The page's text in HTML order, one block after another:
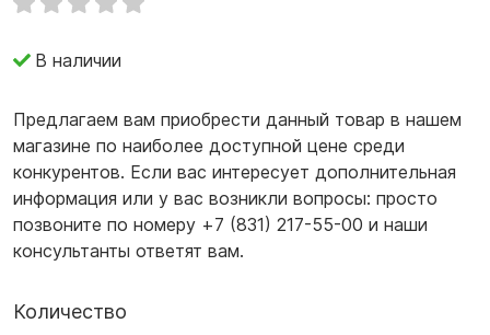
В наличии
Предлагаем вам приобрести данный товар в нашем
магазине по наиболее доступной цене среди
конкурентов. Если вас интересует дополнительная
информация или у вас возникли вопросы: просто
позвоните по номеру +7 (831) 217-55-00 и наши
консультанты ответят вам.
Количество